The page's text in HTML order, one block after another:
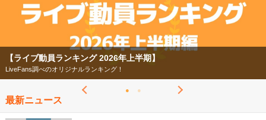
ンキング 2026年上半期】
ジナルランキング！
最新ニュース